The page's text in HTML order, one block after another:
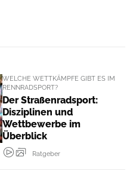
WELCHE WETTKÄMPFE GIBT ES IM
RENNRADSPORT?
Der Straßenradsport:
Disziplinen und
Wettbewerbe im
Überblick
Ratgeber